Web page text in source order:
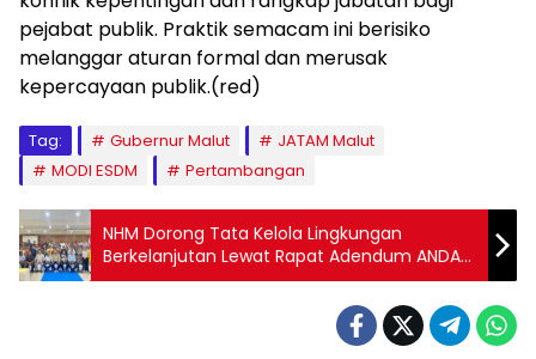
pejabat publik. Praktik semacam ini berisiko
melanggar aturan formal dan merusak
kepercayaan publik.(red)
Tag: Gubernur Malut
JATAM Malut
MODI ESDM
Pertambangan
NHM Dorong Tata Kelola Lingkungan
Berkelanjutan Lewat Rapat Adendum ANDAL
Bersama Masyarakat dan Pemerintah